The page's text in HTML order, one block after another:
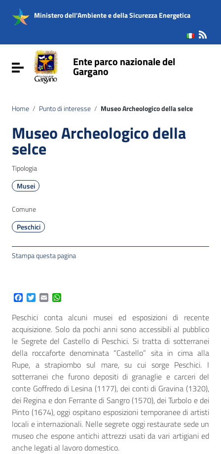
Vai al menu di navigazione
Vai al footer
Ministero dell'Ambiente e della Sicurezza Energetica
Attiva / disattiva la navigazioneEnte parco nazionale del
Gargano
Home / Punto di interesse / Museo Archeologico della selce
Museo Archeologico della
selce
Tipologia
Musei
Comune
Peschici
Stampa questa pagina
Facebook
Twitter
Email
Peschici conta alcuni musei ed esposizioni di recente
acquisizione. Solo da pochi anni sono accessibili al pubblico
le Segrete del Castello di Peschici. Si tratta di sotterranei
della roccaforte denominata “Castello” sita in cima alla
Rupe, a strapiombo sul mare, su cui sorge Peschici. I
sotterranei che furono depositi di granaglie e carceri del
conte Goffredo di Lesina (1177), dei conti di Gravina (1320),
dei Regina e don Ferrante di Sangro (1570), dei Turbolo e dei
Pinto (1674), oggi ospitano esposizioni temporanee di artisti
locali e internazionali. Nelle segrete oggi restaurate sede un
museo che espone antichi attrezzi usati da vari artigiani ed
anche legati al lavoro domestico.